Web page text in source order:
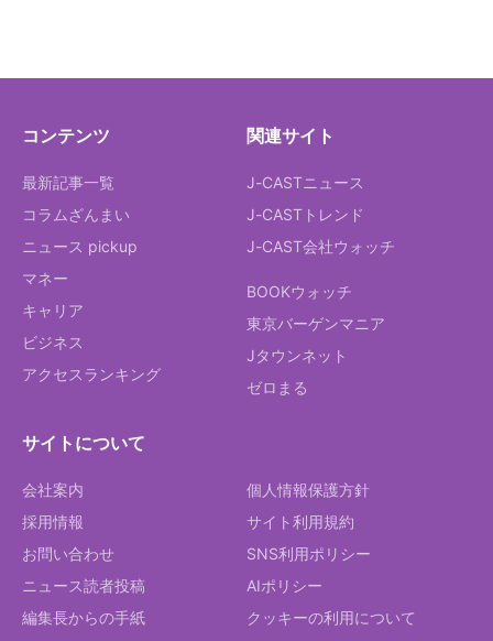
コンテンツ
最新記事一覧
コラムざんまい
ニュース pickup
マネー
キャリア
ビジネス
アクセスランキング
関連サイト
J-CASTニュース
J-CASTトレンド
J-CAST会社ウォッチ
BOOKウォッチ
東京バーゲンマニア
Jタウンネット
ゼロまる
サイトについて
会社案内
採用情報
お問い合わせ
ニュース読者投稿
編集長からの手紙
個人情報保護方針
サイト利用規約
SNS利用ポリシー
AIポリシー
クッキーの利用について